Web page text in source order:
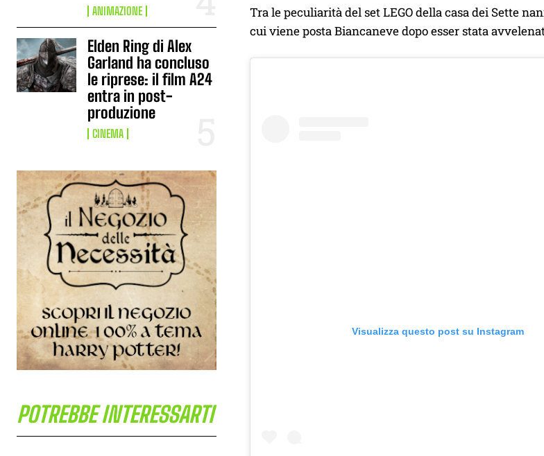
ANIMAZIONE
Elden Ring di Alex
Garland ha concluso
le riprese: il film A24
entra in post-
produzione
CINEMA
POTREBBE INTERESSARTI
Tra le peculiarità del set LEGO della casa dei Sette
cui viene posta Biancaneve dopo esser stata
Visualizza questo post su Instagram